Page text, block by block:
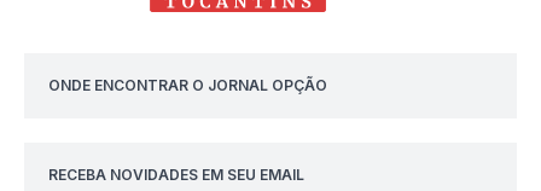
ONDE ENCONTRAR O JORNAL OPÇÃO
RECEBA NOVIDADES EM SEU EMAIL